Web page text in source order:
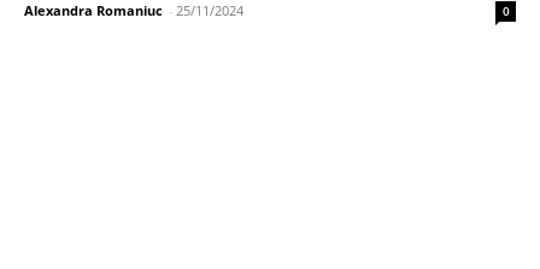
Alexandra Romaniuc - 25/11/2024 0